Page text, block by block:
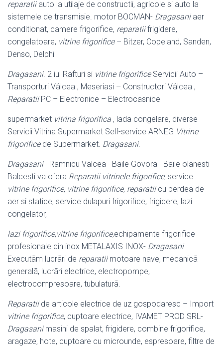
reparatiiauto la utilaje de constructii, agricole si auto la
sistemele de transmisie. motor BOCMAN- Dragasaniaer
conditionat, camere frigorifice, reparatiifrigidere,
congelatoare, vitrine frigorifice– Bitzer, Copeland, Sanden,
Denso, Delphi
Dragasani. 2 iul Rafturi si vitrine frigorificeServicii Auto –
Transporturi Vâlcea , Meseriasi – Constructori Vâlcea ,
ReparatiiPC – Electronice – Electrocasnice
supermarket vitrina frigorifica , lada congelare, diverse
Servicii Vitrina Supermarket Self-service ARNEG Vitrine
frigorificede Supermarket. Dragasani.
Dragasani· Ramnicu Valcea · Baile Govora · Baile olanesti ·
Balcesti va ofera Reparatii vitrinele frigorifice, service
vitrine frigorifice, vitrine frigorifice, reparatiicu perdea de
aer si statice, service dulapuri frigorifice, frigidere, lazi
congelator,
lazi frigorifice,vitrine frigorifice,echipamente frigorifice
profesionale din inox METALAXIS INOX- Dragasani
Executãm lucrãri de reparatiimotoare nave, mecanicã
generalã, lucrãri electrice, electropompe,
electrocompresoare, tubulaturã.
Reparatiide articole electrice de uz gospodaresc – Import
vitrine frigorifice, cuptoare electrice, IVAMET PROD SRL-
Dragasanimasini de spalat, frigidere, combine frigorifice,
aragaze, hote, cuptoare cu microunde, espresoare, filtre de